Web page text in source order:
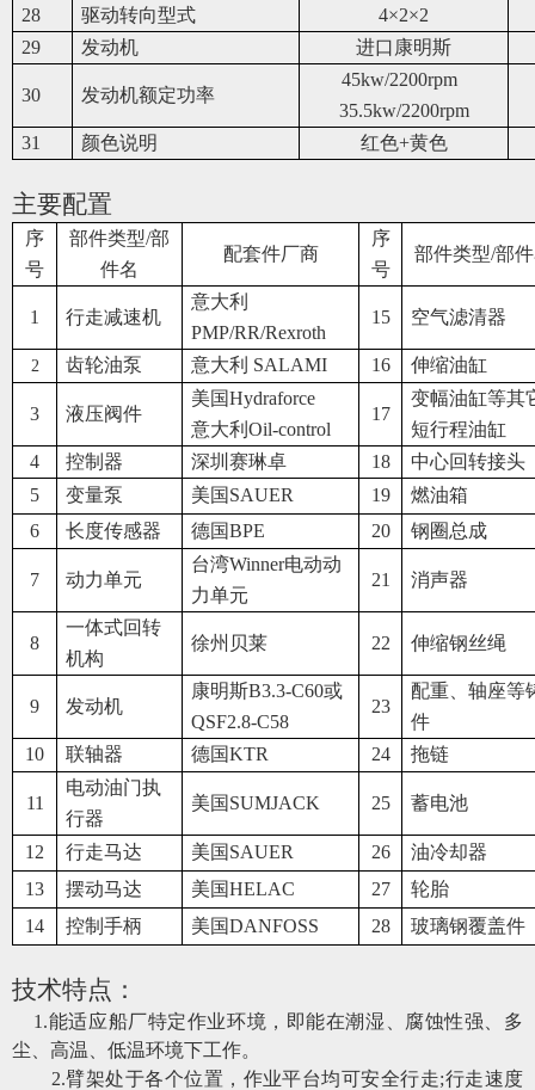
28 驱动转向型式 4×2×2
29
发动机 进口康明斯
30 发动机额定功率
45kw/2200rpm
35.5kw/2200rpm
31
颜色说明 红色+黄色
主要配置
序
号
部件类型/部
件名
配套件厂商
序
号
部件类型/部
1 行走减速机
意大利
PMP/RR/Rexroth
15 空气滤清器
2 齿轮油泵 意大利 SALAMI 16 伸缩油缸
3 液压阀件
美国Hydraforce
意大利Oil-control
17
变幅油缸等其
短行程油缸
4
控制器 深圳赛琳卓 18
中心回转接头
5
变量泵 美国SAUER 19
燃油箱
6
长度传感器 德国BPE 20 钢圈总成
7 动力单元
台湾Winner电动动
力单元
21 消声器
8
一体式回转
机构
徐州贝莱 22 伸缩钢丝绳
9 发动机
康明斯B3.3-C60或
QSF2.8-C58
23
配重、轴座等
件
10
联轴器 德国KTR 24 拖链
11
电动油门执
行器
美国SUMJACK 25 蓄电池
12 行走马达 美国SAUER 26
油冷却器
13
摆动马达 美国HELAC 27
轮胎
14
控制手柄 美国DANFOSS 28 玻璃钢覆盖件
技术特点：
1 .能适应船厂特定作业环境，即能在潮湿、腐蚀性强、多
尘、高温、低温环境下工作。
2.臂架处于各个位置，作业平台均可安全行走;行走速度